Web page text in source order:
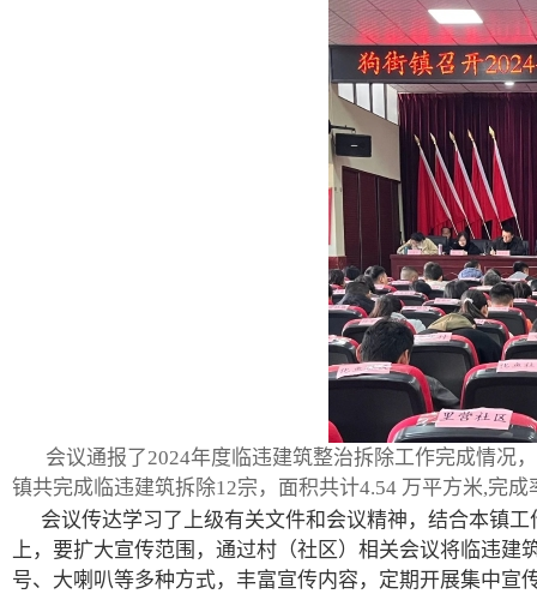
会议通报了2024年度临违建筑整治拆除工作完成情况
镇共完成临违建筑拆除12宗，面积共计4.54 万平方米,完成
会议传达学习了上级有关文件和会议精神，结合本镇
上，要扩大宣传范围，通过村（社区）相关会议将临违
号、大喇叭等多种方式，丰富宣传内容，定期开展集中宣